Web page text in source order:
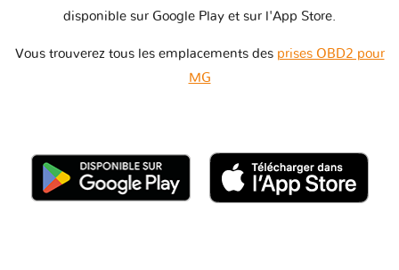
disponible sur Google Play et sur l'App Store.
Vous trouverez tous les emplacements des prises OBD2 pour
MG